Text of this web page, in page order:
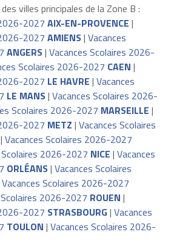
villes principales de la Zone B :
2027 AIX-EN-PROVENCE |
2027 AMIENS| Vacances
ANGERS| Vacances Scolaires 2026-
Scolaires 2026-2027 CAEN |
2027 LE HAVRE | Vacances
LE MANS| Vacances Scolaires 2026-
Scolaires 2026-2027 MARSEILLE |
2027 METZ | Vacances Scolaires
Vacances Scolaires 2026-2027
2026-2027 NICE | Vacances
ORLÉANS| Vacances Scolaires
Vacances Scolaires 2026-2027
2026-2027 ROUEN |
2027 STRASBOURG| Vacances
TOULON | Vacances Scolaires 2026-